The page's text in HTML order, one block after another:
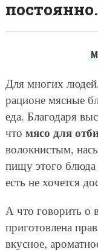
Для многих
рационе мясные
еда. Благодаря
что мясо для
волокнистым,
пищу этого
есть не хочется
А что говорить о
приготовлена
вкусное,